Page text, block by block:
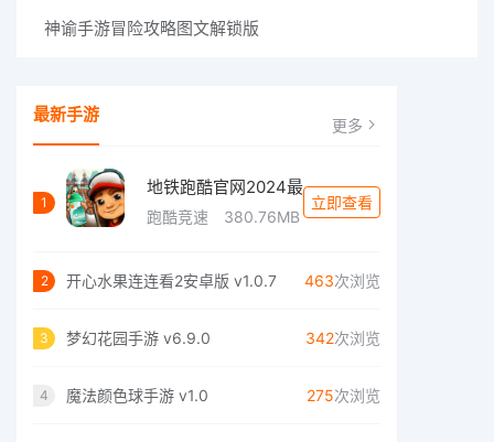
神谕手游冒险攻略图文解锁版
最新手游 更多
1
地铁跑酷官网2024最
跑酷竞速 380.76MB
立即查看
2 开心水果连连看2安卓版 v1.0.7 463次浏览
3 梦幻花园手游 v6.9.0 342次浏览
4 魔法颜色球手游 v1.0 275次浏览